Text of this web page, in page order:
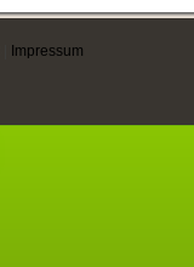
Impressum